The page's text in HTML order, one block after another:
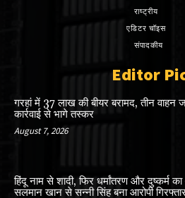
राष्ट्रीय
एडिटर चॉइस
संपादकीय
Editor
गरहां में 37 लाख की बीयर बरामद, तीन वाहन
कार्रवाई से भागे तस्कर
August 7, 2026
हिंदू नाम से शादी, फिर धर्मांतरण और दुष्कर्म
सलमान खान से सन्नी सिंह बना आरोपी